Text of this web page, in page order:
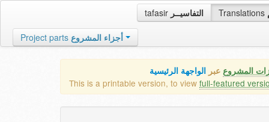
tafasir التفاسيــر Translations
Project parts أجزاء المشروع
المشروع عبر الواجهة الرئيسية
This is a printable version, to view full-featured